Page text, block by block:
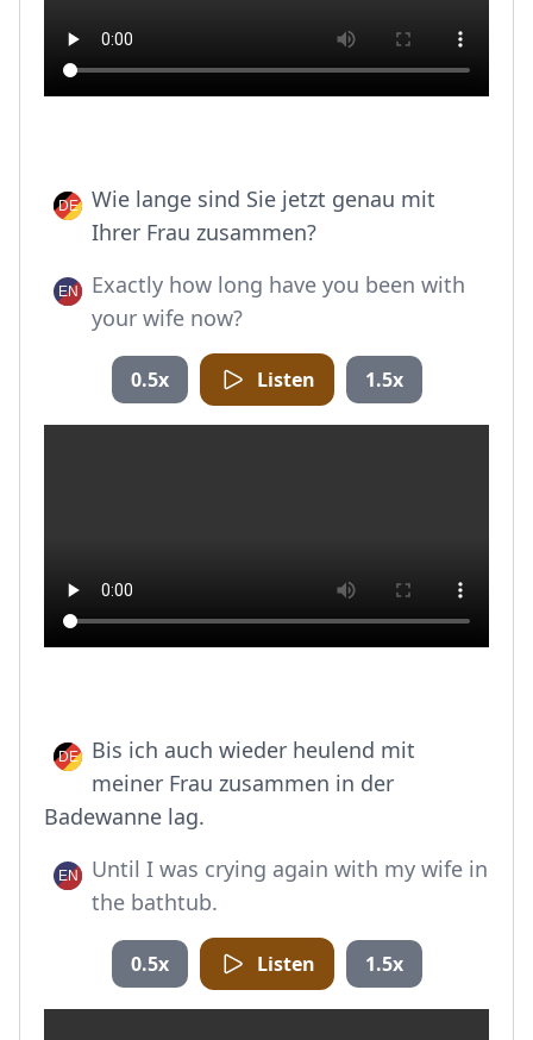
Wie lange sind Sie jetzt genau mit
Ihrer Frau zusammen?
Exactly how long have you been with
your wife now?
0.5x Listen 1.5x
Bis ich auch wieder heulend mit
meiner Frau zusammen in der
Badewanne lag.
Until I was crying again with my wife in
the bathtub.
0.5x Listen 1.5x